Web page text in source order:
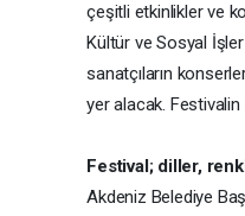
çeşitli etkinlikler ve
Kültür ve Sosyal
sanatçıların
yer alacak. Festivalin
Festival; diller,
Akdeniz Belediye